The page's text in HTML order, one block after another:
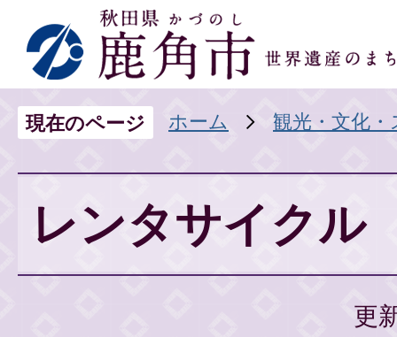
現在のページ ホーム 観光・文化
レンタサイクル
更